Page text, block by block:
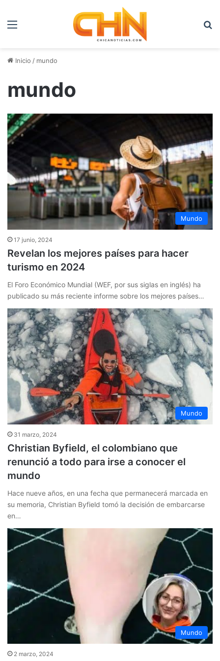
Menú
Inicio / mundo
mundo
Mundo
17 junio, 2024
Revelan los mejores países para hacer
turismo en 2024
El Foro Económico Mundial (WEF, por sus siglas en inglés) ha
publicado su más reciente informe sobre los mejores países…
Mundo
31 marzo, 2024
Christian Byfield, el colombiano que
renunció a todo para irse a conocer el
mundo
Hace nueve años, en una fecha que permanecerá marcada en
su memoria, Christian Byfield tomó la decisión de embarcarse
en…
Mundo
2 marzo, 2024